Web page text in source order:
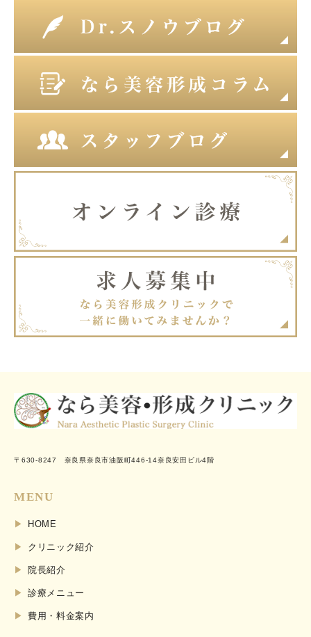
〒630-8247 奈良県奈良市油阪町446-14奈良安田ビル4階
MENU
HOME
クリニック紹介
院長紹介
診療メニュー
費用・料金案内